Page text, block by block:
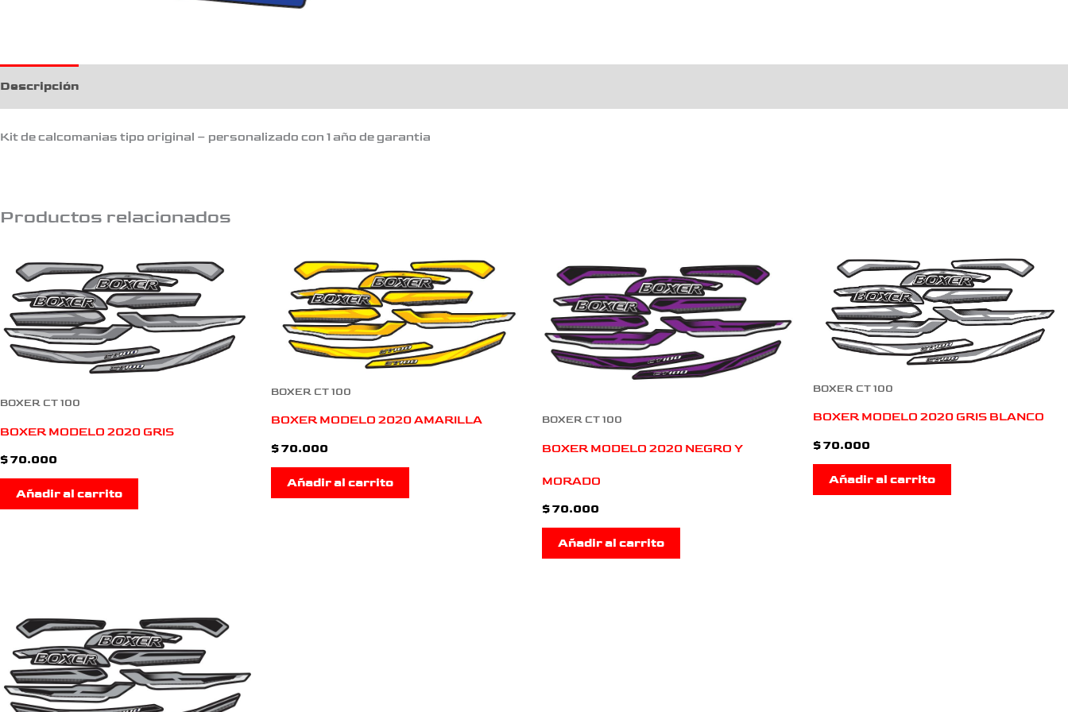
Descripción
Kit de calcomanias tipo original – personalizado con 1 año de garantia
Productos relacionados
BOXER CT 100
BOXER MODELO 2020 GRIS
$70.000
Añadir al carrito
BOXER CT 100
BOXER MODELO 2020 AMARILLA
$70.000
Añadir al carrito
BOXER CT 100
BOXER MODELO 2020 NEGRO Y
MORADO
$70.000
Añadir al carrito
BOXER CT 100
BOXER MODELO 2020 GRIS BLANCO
$70.000
Añadir al carrito